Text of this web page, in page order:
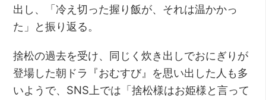
出し、「冷え切った握り飯が、それは温かかっ
た」と振り返る。
捨松の過去を受け、同じく炊き出しでおにぎりが
登場した朝ドラ『おむすび』を思い出した人も多
いようで、SNS上では「捨松様はお姫様と言って